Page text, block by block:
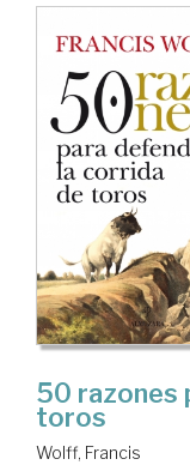
50 razones
toros
Wolff, Francis